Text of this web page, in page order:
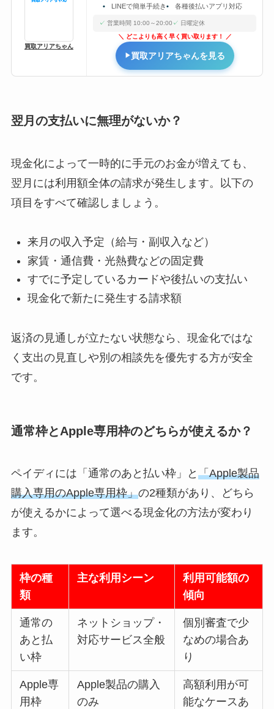
買取アリアちゃん
LINEで簡単手続き
各種後払いアプリ対応
営業時間 10:00～20:00
日曜定休
どこよりも高く早く買い取ります！
買取アリアちゃんを見る
翌月の支払いに無理がないか？
現金化によって一時的に手元のお金が増えても、
翌月には利用額全体の請求が発生します。以下の
項目をすべて確認しましょう。
来月の収入予定（給与・副収入など）
家賃・通信費・光熱費などの固定費
すでに予定しているカードや後払いの支払い
現金化で新たに発生する請求額
返済の見通しが立たない状態なら、現金化ではな
く支出の見直しや別の相談先を優先する方が安全
です。
通常枠とApple専用枠のどちらが使えるか？
ペイディには「通常のあと払い枠」と 「Apple製品
購入専用のApple専用枠」の2種類があり、どちら
が使えるかによって選べる現金化の方法が変わり
ます。
枠の種
類
主な利用シーン
利用可能額の
傾向
通常の
あと払
い枠
ネットショップ・
対応サービス全般
個別審査で少
なめの場合あ
り
Apple専
用枠
Apple製品の購入
のみ
高額利用が可
能なケースあ